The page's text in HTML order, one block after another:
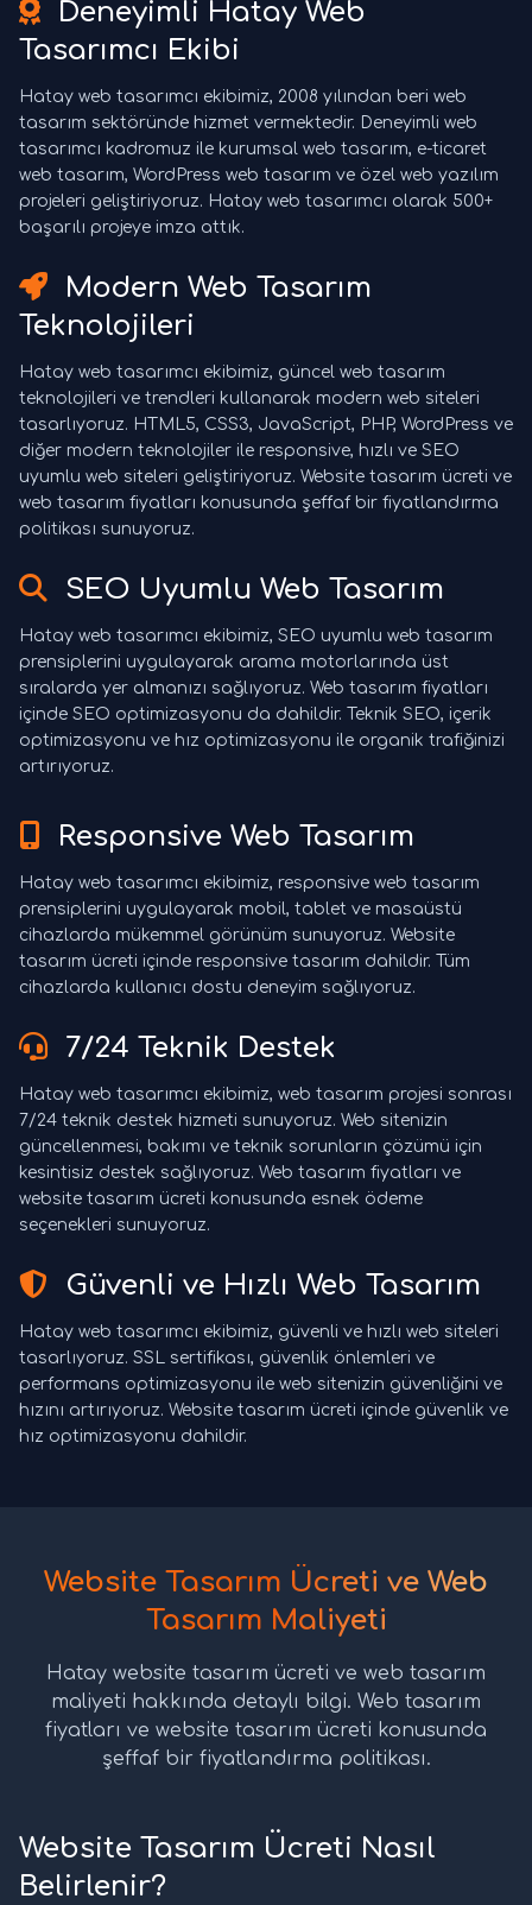
Deneyimli Hatay Web
Tasarımcı Ekibi
Hatay web tasarımcı ekibimiz, 2008 yılından beri web
tasarım sektöründe hizmet vermektedir. Deneyimli web
tasarımcı kadromuz ile kurumsal web tasarım, e-ticaret
web tasarım, WordPress web tasarım ve özel web yazılım
projeleri geliştiriyoruz. Hatay web tasarımcı olarak 500+
başarılı projeye imza attık.
Modern Web Tasarım
Teknolojileri
Hatay web tasarımcı ekibimiz, güncel web tasarım
teknolojileri ve trendleri kullanarak modern web siteleri
tasarlıyoruz. HTML5, CSS3, JavaScript, PHP, WordPress ve
diğer modern teknolojiler ile responsive, hızlı ve SEO
uyumlu web siteleri geliştiriyoruz. Website tasarım ücreti ve
web tasarım fiyatları konusunda şeffaf bir fiyatlandırma
politikası sunuyoruz.
SEO Uyumlu Web Tasarım
Hatay web tasarımcı ekibimiz, SEO uyumlu web tasarım
prensiplerini uygulayarak arama motorlarında üst
sıralarda yer almanızı sağlıyoruz. Web tasarım fiyatları
içinde SEO optimizasyonu da dahildir. Teknik SEO, içerik
optimizasyonu ve hız optimizasyonu ile organik trafiğinizi
artırıyoruz.
Responsive Web Tasarım
Hatay web tasarımcı ekibimiz, responsive web tasarım
prensiplerini uygulayarak mobil, tablet ve masaüstü
cihazlarda mükemmel görünüm sunuyoruz. Website
tasarım ücreti içinde responsive tasarım dahildir. Tüm
cihazlarda kullanıcı dostu deneyim sağlıyoruz.
7/24 Teknik Destek
Hatay web tasarımcı ekibimiz, web tasarım projesi sonrası
7/24 teknik destek hizmeti sunuyoruz. Web sitenizin
güncellenmesi, bakımı ve teknik sorunların çözümü için
kesintisiz destek sağlıyoruz. Web tasarım fiyatları ve
website tasarım ücreti konusunda esnek ödeme
seçenekleri sunuyoruz.
Güvenli ve Hızlı Web Tasarım
Hatay web tasarımcı ekibimiz, güvenli ve hızlı web siteleri
tasarlıyoruz. SSL sertifikası, güvenlik önlemleri ve
performans optimizasyonu ile web sitenizin güvenliğini ve
hızını artırıyoruz. Website tasarım ücreti içinde güvenlik ve
hız optimizasyonu dahildir.
Website Tasarım Ücreti ve Web
Tasarım Maliyeti
Hatay website tasarım ücreti ve web tasarım
maliyeti hakkında detaylı bilgi. Web tasarım
fiyatları ve website tasarım ücreti konusunda
şeffaf bir fiyatlandırma politikası.
Website Tasarım Ücreti Nasıl
Belirlenir?